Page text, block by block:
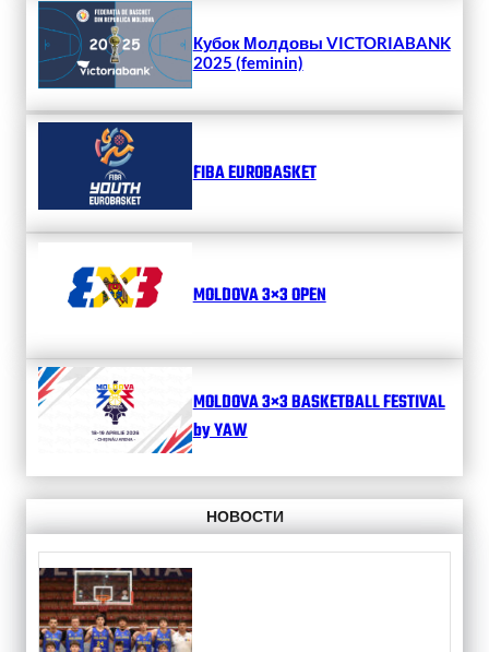
Кубок Молдовы VICTORIABANK
2025 (feminin)
FIBA EUROBASKET
MOLDOVA 3×3 OPEN
MOLDOVA 3×3 BASKETBALL FESTIVAL
by YAW
НОВОСТИ